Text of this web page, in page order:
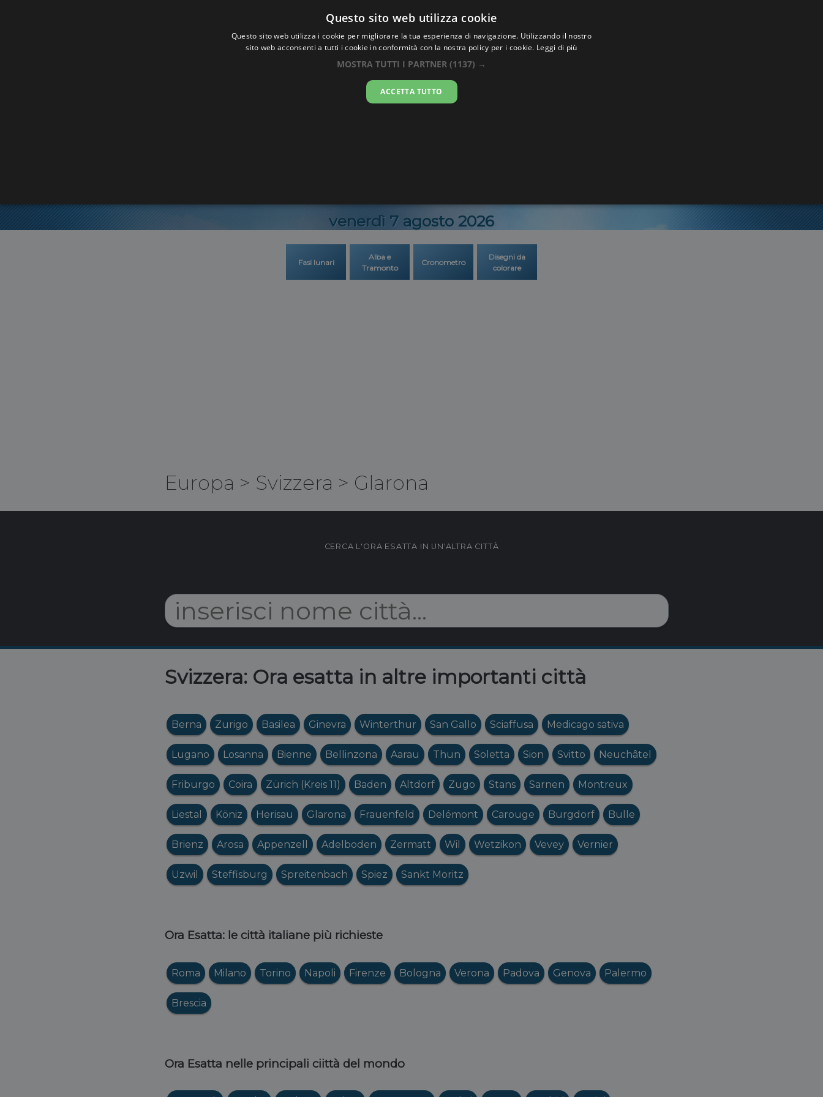
Oraesatta.co
Ora EsattaGlarona
venerdì 7 agosto 2026
Fasi lunari
Alba e
Tramonto
Cronometro
Disegni da
colorare
Europa > Svizzera > Glarona
CERCA L'ORA ESATTA IN UN'ALTRA CITTÀ
Svizzera: Ora esatta in altre importanti città
Berna Zurigo Basilea Ginevra Winterthur San Gallo Sciaffusa Medicago sativa
Lugano Losanna Bienne Bellinzona Aarau Thun Soletta Sion Svitto Neuchâtel
Friburgo Coira Zürich (Kreis 11) Baden Altdorf Zugo Stans Sarnen Montreux
Liestal Köniz Herisau Glarona Frauenfeld Delémont Carouge Burgdorf Bulle
Brienz Arosa Appenzell Adelboden Zermatt Wil Wetzikon Vevey Vernier
Uzwil Steffisburg Spreitenbach Spiez Sankt Moritz
Ora Esatta: le città italiane più richieste
Roma Milano Torino Napoli Firenze Bologna Verona Padova Genova Palermo
Brescia
Ora Esatta nelle principali ciittà del mondo
Questo sito web utilizza cookie
Questo sito web utilizza i cookie per migliorare la tua esperienza di navigazione. Utilizzando il nostro
sito web acconsenti a tutti i cookie in conformità con la nostra policy per i cookie. Leggi di più
MOSTRA TUTTI I PARTNER (1137) →
ACCETTA TUTTO